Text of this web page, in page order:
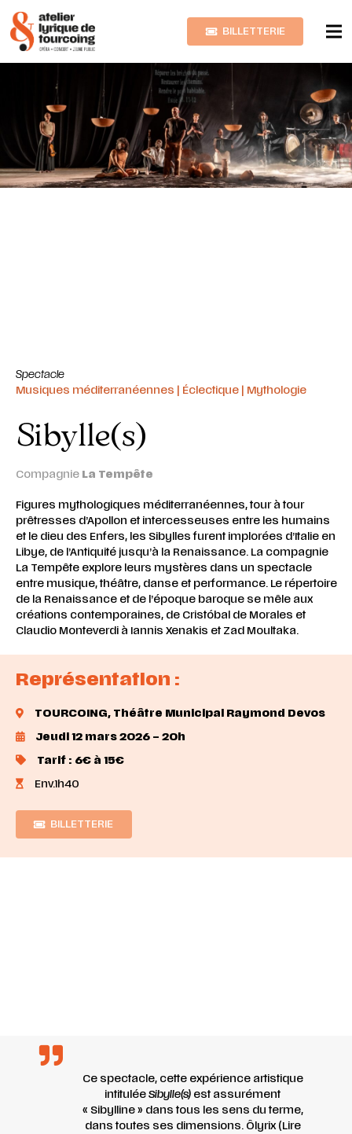
BILLETTERIE
Spectacle
Musiques méditerranéennes | Éclectique | Mythologie
Sibylle(s)
Compagnie La Tempête
Figures mythologiques méditerranéennes, tour à tour
prêtresses d’Apollon et intercesseuses entre les humains
et le dieu des Enfers, les Sibylles furent implorées d’Italie en
Libye, de l’Antiquité jusqu’à la Renaissance. La compagnie
La Tempête explore leurs mystères dans un spectacle
entre musique, théâtre, danse et performance. Le répertoire
de la Renaissance et de l’époque baroque se mêle aux
créations contemporaines, de Cristóbal de Morales et
Claudio Monteverdi à Iannis Xenakis et Zad Moultaka.
Représentation :
TOURCOING, Théâtre Municipal Raymond Devos
Jeudi 12 mars 2026 – 20h
Tarif : 6€ à 15€
Env.1h40
BILLETTERIE
Ce spectacle, cette expérience artistique
intituléeSibylle(s) est assurément
« Sibylline » dans tous les sens du terme,
dans toutes ses dimensions. Ôlyrix (Lire